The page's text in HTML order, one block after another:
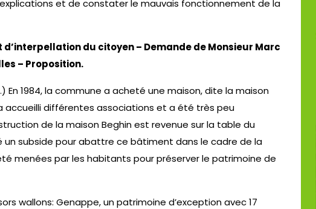
et de constater le mauvais fonctionnement de la
du citoyen – Demande de Monsieur Marc
– Proposition.
En 1984, la commune a acheté une maison, dite la maison
accueilli différentes associations et a été très peu
de la maison Beghin est revenue sur la table du
subside pour abattre ce bâtiment dans le cadre de la
menées par les habitants pour préserver le patrimoine de
wallons: Genappe, un patrimoine d’exception avec 17